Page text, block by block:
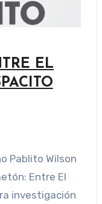
EL
Entre El
investigación